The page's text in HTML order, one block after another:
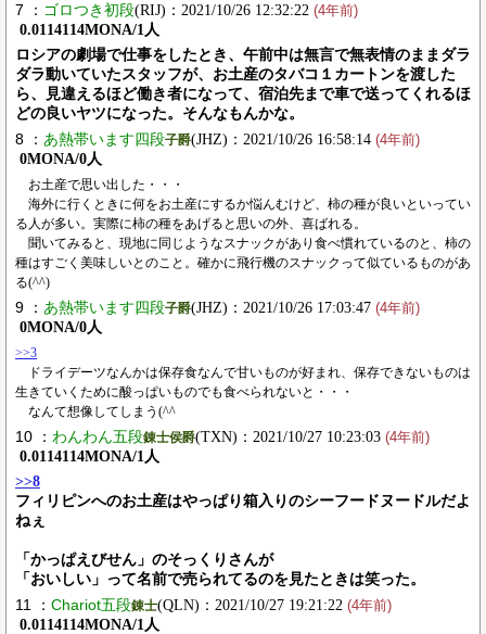
7 ： ゴロつき初段(RIJ)：2021/10/26 12:32:22 (4年前)
0.0114114MONA/1人
ロシアの劇場で仕事をしたとき、午前中は無言で無表情のままダラ
ダラ動いていたスタッフが、お土産のタバコ１カートンを渡した
ら、見違えるほど働き者になって、宿泊先まで車で送ってくれるほ
どの良いヤツになった。そんなもんかな。
8 ： あ熱帯います四段子爵(JHZ)：2021/10/26 16:58:14 (4年前)
0MONA/0人
お土産で思い出した・・・
海外に行くときに何をお土産にするか悩んむけど、柿の種が良いといってい
る人が多い。実際に柿の種をあげると思いの外、喜ばれる。
聞いてみると、現地に同じようなスナックがあり食べ慣れているのと、柿の
種はすごく美味しいとのこと。確かに飛行機のスナックって似ているものがあ
る(^^)
9 ： あ熱帯います四段子爵(JHZ)：2021/10/26 17:03:47 (4年前)
0MONA/0人
>>3
ドライデーツなんかは保存食なんで甘いものが好まれ、保存できないものは
生きていくために酸っぱいものでも食べられないと・・・
なんて想像してしまう(^^
10 ： わんわん五段錬士侯爵(TXN)：2021/10/27 10:23:03 (4年前)
0.0114114MONA/1人
>>8
フィリピンへのお土産はやっぱり箱入りのシーフードヌードルだよ
ねぇ
「かっぱえびせん」のそっくりさんが
「おいしい」って名前で売られてるのを見たときは笑った。
11 ： Chariot五段錬士(QLN)：2021/10/27 19:21:22 (4年前)
0.0114114MONA/1人